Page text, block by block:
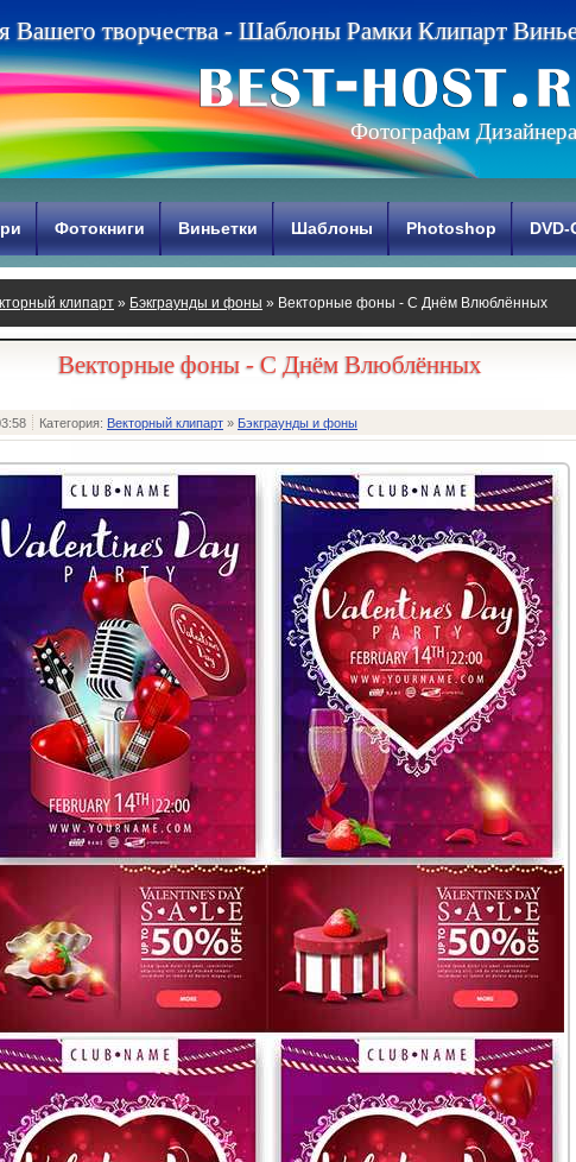
Вашего творчества - Шаблоны Рамки Клипарт Винь
Фотографам
Фотокниги Виньетки Шаблоны Photoshop
клипарт » Бэкграунды и фоны » Векторные фоны - С Днём Влюблённых
Векторные фоны - С Днём Влюблённых
Категория: Векторный клипарт » Бэкграунды и фоны